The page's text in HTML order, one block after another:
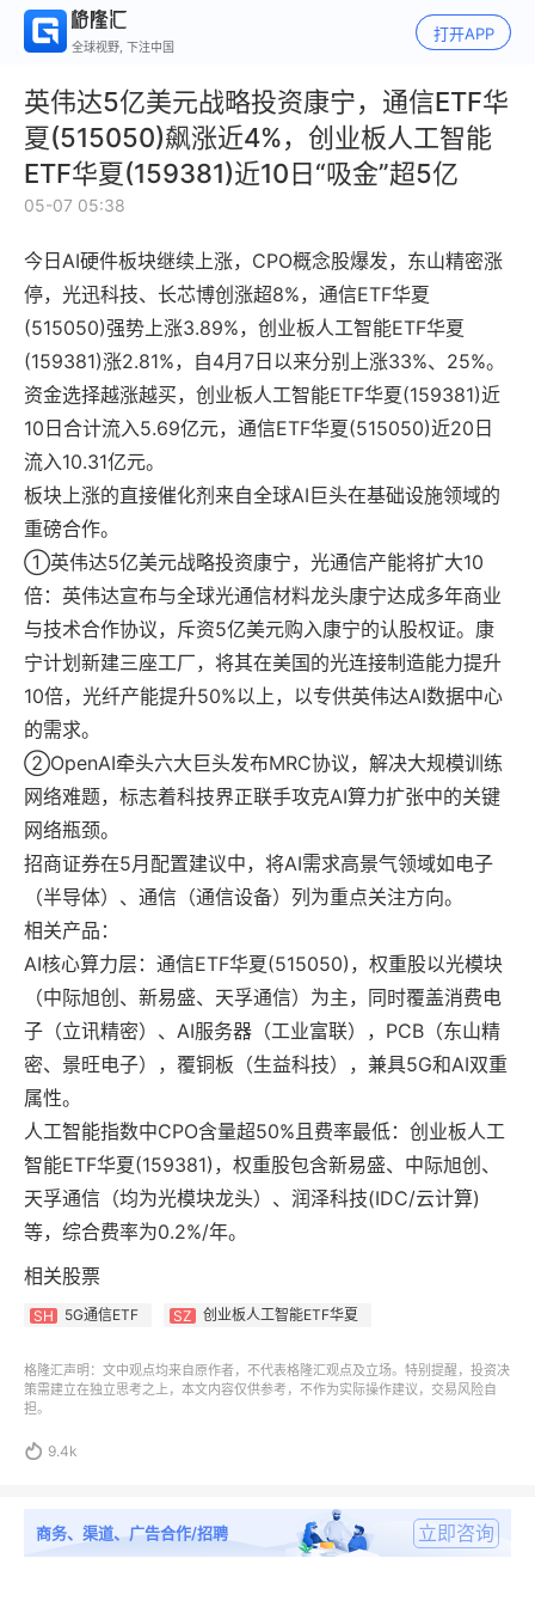
全球视野, 下注中国
打开APP
英伟达5亿美元战略投资康宁，通信ETF华
夏(515050)飙涨近4%，创业板人工智能
ETF华夏(159381)近10日“吸金”超5亿
05-07 05:38
今日AI硬件板块继续上涨，CPO概念股爆发，东山精密涨
停，光迅科技、长芯博创涨超8%，通信ETF华夏
(515050)强势上涨3.89%，创业板人工智能ETF华夏
(159381)涨2.81%，自4月7日以来分别上涨33%、25%。
资金选择越涨越买，创业板人工智能ETF华夏(159381)近
10日合计流入5.69亿元，通信ETF华夏(515050)近20日
流入10.31亿元。
板块上涨的直接催化剂来自全球AI巨头在基础设施领域的
重磅合作。
①英伟达5亿美元战略投资康宁，光通信产能将扩大10
倍：英伟达宣布与全球光通信材料龙头康宁达成多年商业
与技术合作协议，斥资5亿美元购入康宁的认股权证。康
宁计划新建三座工厂，将其在美国的光连接制造能力提升
10倍，光纤产能提升50%以上，以专供英伟达AI数据中心
的需求。
②OpenAI牵头六大巨头发布MRC协议，解决大规模训练
网络难题，标志着科技界正联手攻克AI算力扩张中的关键
网络瓶颈。
招商证券在5月配置建议中，将AI需求高景气领域如电子
（半导体）、通信（通信设备）列为重点关注方向。
相关产品：
AI核心算力层：通信ETF华夏(515050)，权重股以光模块
（中际旭创、新易盛、天孚通信）为主，同时覆盖消费电
子（立讯精密）、AI服务器（工业富联），PCB（东山精
密、景旺电子），覆铜板（生益科技），兼具5G和AI双重
属性。
人工智能指数中CPO含量超50%且费率最低：创业板人工
智能ETF华夏(159381)，权重股包含新易盛、中际旭创、
天孚通信（均为光模块龙头）、润泽科技(IDC/云计算)
等，综合费率为0.2%/年。
相关股票
SH 5G通信ETF SZ 创业板人工智能ETF华夏
格隆汇声明：文中观点均来自原作者，不代表格隆汇观点及立场。特别提醒，投资决
策需建立在独立思考之上，本文内容仅供参考，不作为实际操作建议，交易风险自
担。
 9.4k
商务、渠道、广告合作/招聘 立即咨询